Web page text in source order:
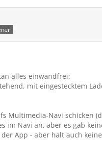
alles einwandfrei:
mit eingestecktem
Multimedia-Navi schicken
im Navi an, aber es gab
App - aber halt auch keine